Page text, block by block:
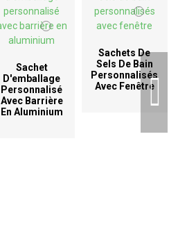
Sachet
D'emballage
Personnalisé
Avec Barrière
En Aluminium
Sachets De
Sels De Bain
Personnalisés
Avec Fenêtre